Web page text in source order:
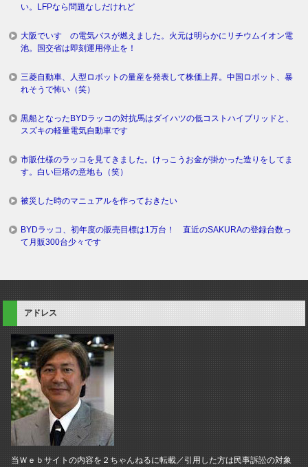
い。LFPなら問題なしだけれど
大阪でいすゞの電気バスが燃えました。火元は明らかにリチウムイオン電
池。国交省は即刻運用停止を！
三菱自動車、人型ロボットの量産を発表して株価上昇。中国ロボット、暴
れそうで怖い（笑）
黒船となったBYDラッコの対抗馬はダイハツの低コストハイブリッドと、
スズキの軽量電気自動車です
市販仕様のラッコを見てきました。けっこうお金が掛かった造りをしてま
す。白い巨塔の意地も（笑）
被災した時のマニュアルを作っておきたい
BYDラッコ、初年度の販売目標は1万台！ 直近のSAKURAの登録台数っ
て月販300台少々です
アドレス
当Ｗｅｂサイトの内容を２ちゃんねるに転載／引用した方は民事訴訟の対象